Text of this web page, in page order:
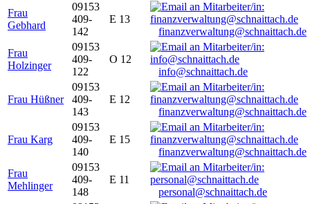
Frau
Gebhard
09153
409-
142
E 13
finanzverwaltung@schnaittach.de
Frau
Holzinger
09153
409-
122
O 12
info@schnaittach.de
Frau Hüßner
09153
409-
143
E 12
finanzverwaltung@schnaittach.de
Frau Karg
09153
409-
140
E 15
finanzverwaltung@schnaittach.de
Frau
Mehlinger
09153
409-
148
E 11
personal@schnaittach.de